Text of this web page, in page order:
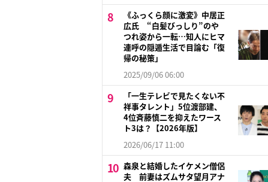
《ふっくら顔に激変》中居正
広氏 “白髪びっしり”のや
つれ姿から一転…知人にヒマ
連呼の隠遁生活で目論む「復
帰の秘策」
2025/09/06 06:00
「一生テレビで見たくない不
祥事タレント」5位渡部建、
4位斉藤慎二を抑えたワース
ト3は？【2026年版】
2026/06/17 11:00
森泉と結婚したイケメン僧侶
夫 前妻はズムサタ望月アナ